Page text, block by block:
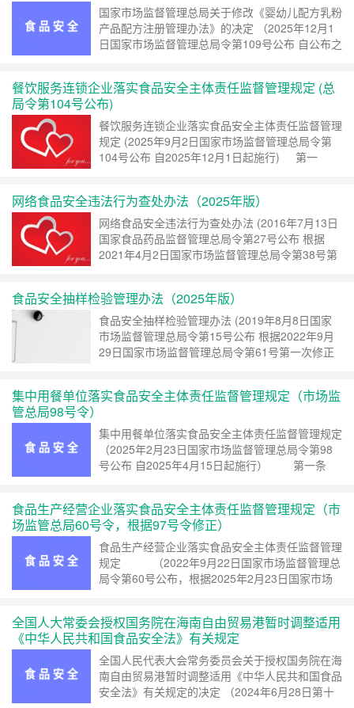
国家市场监督管理总局关于修改《婴幼儿配方乳粉
产品配方注册管理办法》的决定 （2025年12月1
日国家市场监督管理总局令第109号公布 自公布之
改〈中华人……继续阅读 »
餐饮服务连锁企业落实食品安全主体责任监督管理规定 (总
局令第104号公布)
餐饮服务连锁企业落实食品安全主体责任监督管理
规定 (2025年9月2日国家市场监督管理总局令第
104号公布 自2025年12月1日起施行) 第一
任……继续阅读 »
网络食品安全违法行为查处办法（2025年版）
网络食品安全违法行为查处办法 (2016年7月13日
国家食品药品监督管理总局令第27号公布 根据
2021年4月2日国家市场监督管理总局令第38号第
阅读 »
食品安全抽样检验管理办法（2025年版）
食品安全抽样检验管理办法 (2019年8月8日国家
市场监督管理总局令第15号公布 根据2022年9月
29日国家市场监督管理总局令第61号第一次修正
集中用餐单位落实食品安全主体责任监督管理规定（市场监
管总局98号令）
集中用餐单位落实食品安全主体责任监督管理规定
（2025年2月23日国家市场监督管理总局令第98
号公布 自2025年4月15日起施行） 第一条
员行……继续阅读 »
食品生产经营企业落实食品安全主体责任监督管理规定（市
场监管总局60号令，根据97号令修正）
食品生产经营企业落实食品安全主体责任监督管理
规定 （2022年9月22日国家市场监督管理总
局令第60号公布，根据2025年2月23日国家市场
定〉……继续阅读 »
全国人大常委会授权国务院在海南自由贸易港暂时调整适用
《中华人民共和国食品安全法》有关规定
全国人民代表大会常务委员会关于授权国务院在海
南自由贸易港暂时调整适用《中华人民共和国食品
安全法》有关规定的决定 （2024年6月28日第十